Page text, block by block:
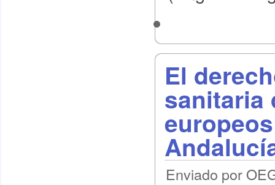
El
sanitaria
Enviado por